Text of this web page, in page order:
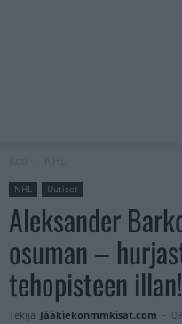
NHL Uutiset
Aleksander
osuman –
tehopisteen illan!
Tekijä Jääkiekonmmkisat.com -